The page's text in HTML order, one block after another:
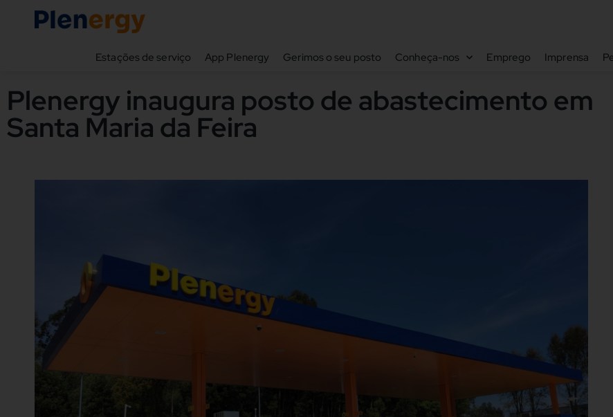
Estações de serviço App Plenergy Gerimos o seu posto Conheça-nos Emprego Imprensa
Plenergy inaugura posto de abastecimento em
Santa Maria da Feira